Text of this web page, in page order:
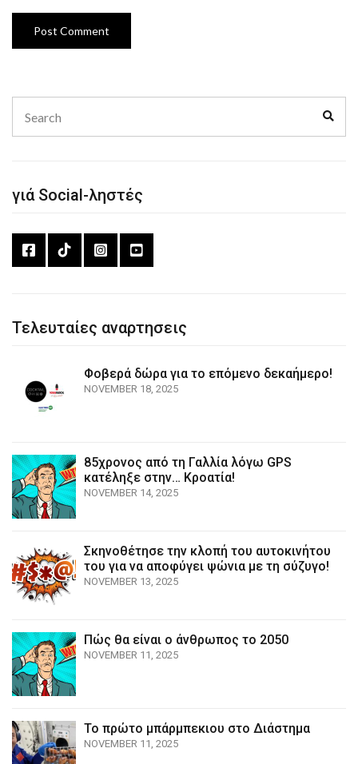
for:
γιά Social-ληστές
Τελευταίες αναρτησεις
Φοβερά δώρα για το επόμενο δεκαήμερο!
NOVEMBER 18, 2025
85χρονος από τη Γαλλία λόγω GPS
κατέληξε στην… Κροατία!
NOVEMBER 14, 2025
Σκηνοθέτησε την κλοπή του αυτοκινήτου
του για να αποφύγει ψώνια με τη σύζυγο!
NOVEMBER 13, 2025
Πώς θα είναι ο άνθρωπος το 2050
NOVEMBER 11, 2025
Το πρώτο μπάρμπεκιου στο Διάστημα
NOVEMBER 11, 2025